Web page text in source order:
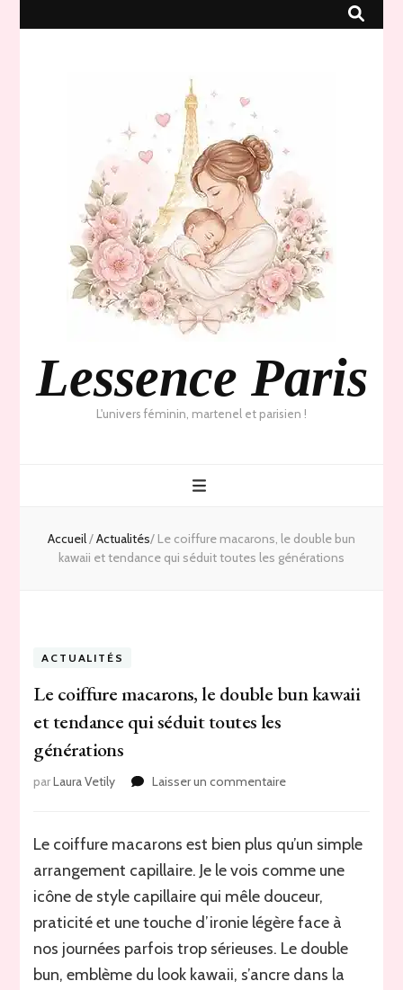
Lessence Paris
L'univers féminin, martenel et parisien !
Accueil/Actualités/ Le coiffure macarons, le double bun
kawaii et tendance qui séduit toutes les générations
ACTUALITÉS
Le coiffure macarons, le double bun kawaii
et tendance qui séduit toutes les
générations
parLaura Vetily Laisser un commentairesur
macarons,
double
bun
kawaii
et
tendance
qui
Le coiffure macarons est bien plus qu’un simple
arrangement capillaire. Je le vois comme une
icône de style capillaire qui mêle douceur,
praticité et une touche d’ironie légère face à
nos journées parfois trop sérieuses. Le double
bun, emblème du look kawaii, s’ancre dans la